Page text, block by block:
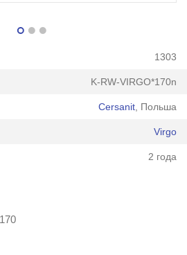
1303
K-RW-VIRGO*170n
Cersanit , Польша
Virgo
2 года